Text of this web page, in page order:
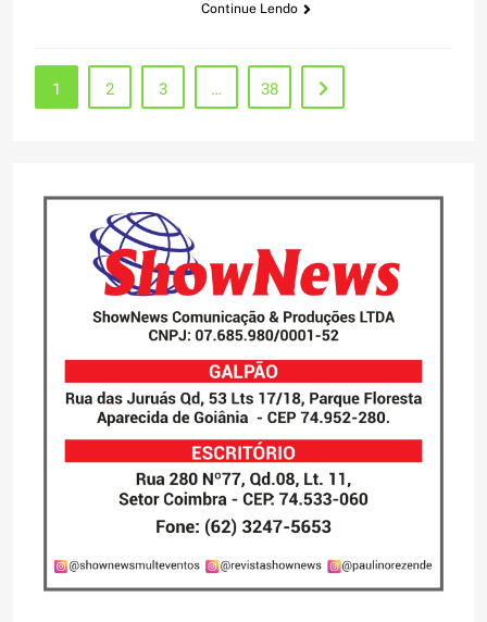
Continue Lendo
1 2 3 … 38